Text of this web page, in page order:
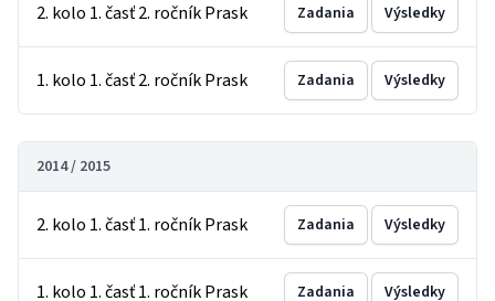
2. kolo 1. časť 2. ročník Prask Zadania Výsledky
1. kolo 1. časť 2. ročník Prask Zadania Výsledky
2014 / 2015
2. kolo 1. časť 1. ročník Prask Zadania Výsledky
1. kolo 1. časť 1. ročník Prask Zadania Výsledky